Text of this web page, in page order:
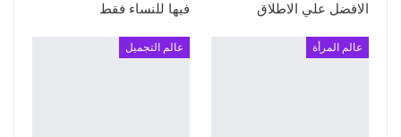
الافضل علي الاطلاق
فيها للنساء فقط
عالم المرأة عالم التجميل